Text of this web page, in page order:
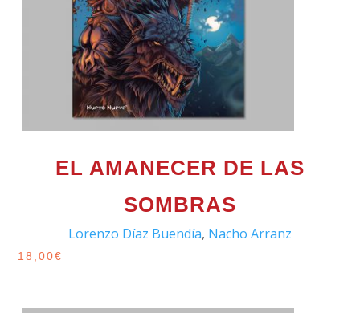
EL AMANECER DE LAS
SOMBRAS
Lorenzo Díaz Buendía, Nacho Arranz
18,00€